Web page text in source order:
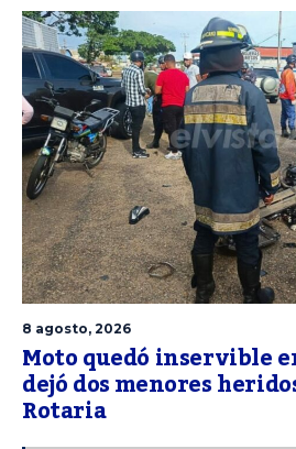
8 agosto, 2026
Moto quedó inservible
dejó dos menores
Rotaria